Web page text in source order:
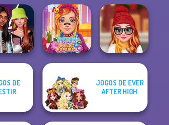
Faceoff
ASMR Beauty
Homeless
Staying Home
Christmas Eve
DE
JOGOS DE EVER
AFTER HIGH